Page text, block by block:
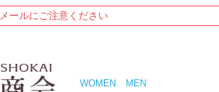
ールにご注意ください
WOMEN MEN